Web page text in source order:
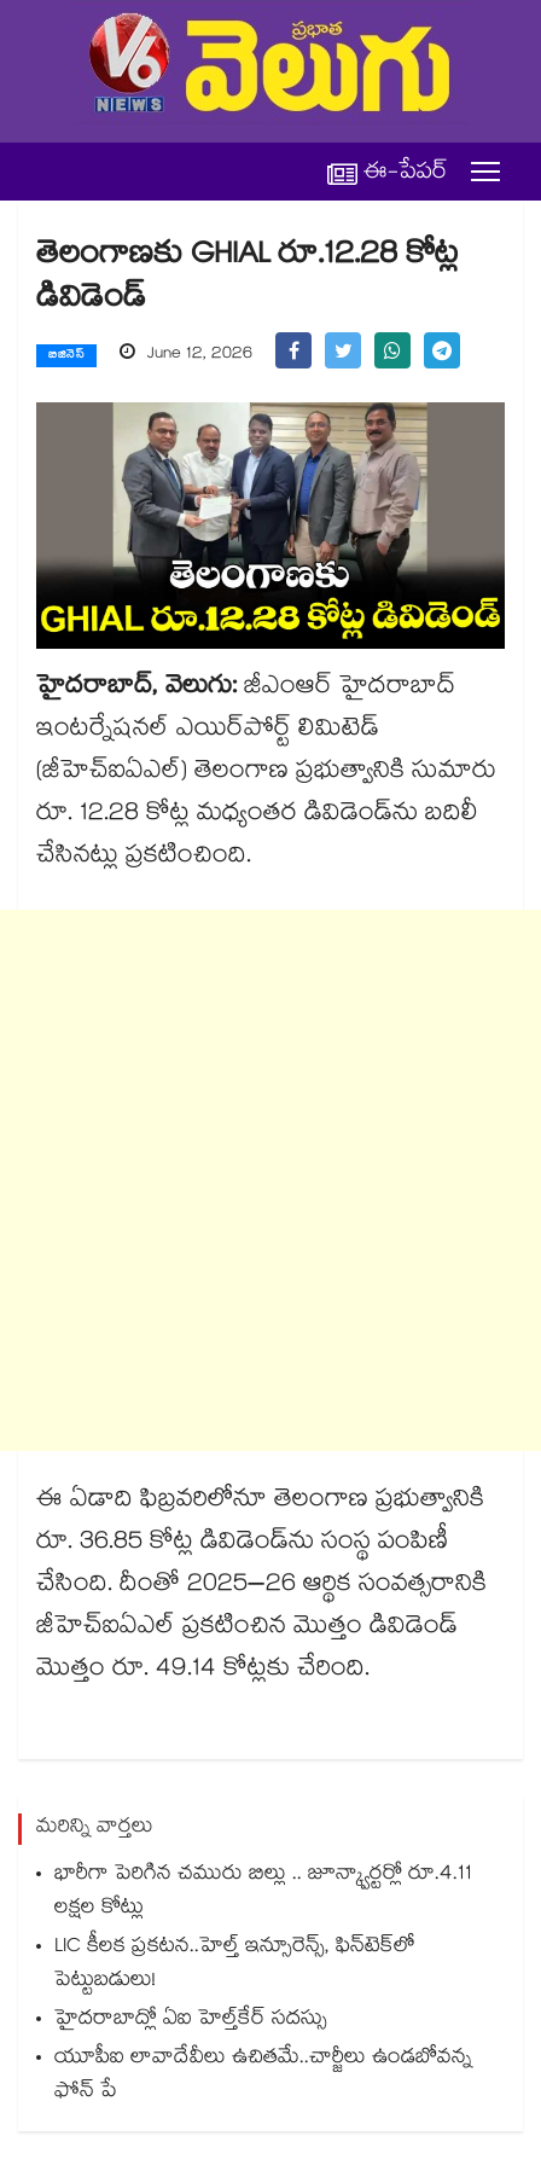
ఈ-పేపర్
తెలంగాణకు GHIAL రూ.12.28 కోట్ల
డివిడెండ్
బిజినెస్ June 12, 2026
హైదరాబాద్​, వెలుగు:జీఎంఆర్ హైదరాబాద్
ఇంటర్నేషనల్ ఎయిర్‌‌‌‌‌‌‌‌పోర్ట్ లిమిటెడ్
(జీహెచ్‌‌‌‌‌‌‌‌ఐఏఎల్) తెలంగాణ ప్రభుత్వానికి సుమారు
రూ. 12.28 కోట్ల మధ్యంతర డివిడెండ్‌‌‌‌‌‌‌‌ను బదిలీ
చేసినట్లు ప్రకటించింది.
ఈ ఏడాది ఫిబ్రవరిలోనూ తెలంగాణ ప్రభుత్వానికి
రూ. 36.85 కోట్ల డివిడెండ్‌‌‌‌‌‌‌‌ను సంస్థ పంపిణీ
చేసింది. దీంతో 2025–26 ఆర్థిక సంవత్సరానికి
జీహెచ్‌‌‌‌‌‌‌‌ఐఏఎల్ ప్రకటించిన మొత్తం డివిడెండ్
మొత్తం రూ. 49.14 కోట్లకు చేరింది.
మరిన్ని వార్తలు
భారీగా పెరిగిన చమురు బిల్లు .. జూన్క్వార్టర్లో రూ.4.11
లక్షల కోట్లు
LIC కీలక ప్రకటన..హెల్త్ ఇన్సూరెన్స్, ఫిన్‌టెక్‌లో
పెట్టుబడులు!
హైదరాబాద్లో ఏఐ హెల్త్‌‌‌‌‌‌‌‌‌‌‌‌‌‌‌‌‌‌‌‌‌‌‌‌‌‌‌‌‌‌‌‌కేర్ సదస్సు
యూపీఐ లావాదేవీలు ఉచితమే..చార్జీలు ఉండబోవన్న
ఫోన్ పే